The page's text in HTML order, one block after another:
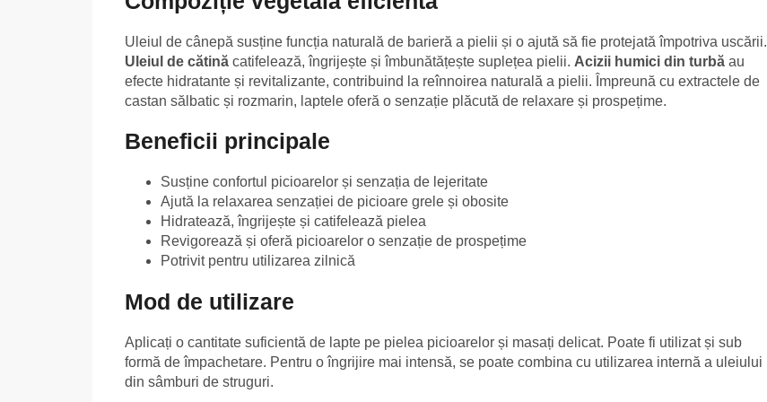
Uleiul de cânepă susține funcția naturală de barieră a pielii și o ajută să fie protejată împotriva uscării.
Uleiul de cătină catifelează, îngrijește și îmbunătățește suplețea pielii. Acizii humici din turbă au
efecte hidratante și revitalizante, contribuind la reînnoirea naturală a pielii. Împreună cu extractele de
castan sălbatic și rozmarin, laptele oferă o senzație plăcută de relaxare și prospețime.
Beneficii principale
Susține confortul picioarelor și senzația de lejeritate
Ajută la relaxarea senzației de picioare grele și obosite
Hidratează, îngrijește și catifelează pielea
Revigorează și oferă picioarelor o senzație de prospețime
Potrivit pentru utilizarea zilnică
Mod de utilizare
Aplicați o cantitate suficientă de lapte pe pielea picioarelor și masați delicat. Poate fi utilizat și sub
formă de împachetare. Pentru o îngrijire mai intensă, se poate combina cu utilizarea internă a uleiului
din sâmburi de struguri.